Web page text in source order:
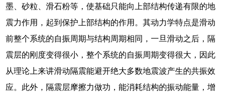
墨、砂粒、滑石粉等，使基础只能向上部结构传递有限的地
震力作用，起到保护上部结构的作用。其动力学特点是滑动
前整个系统的自振周期与结构周期相同，一旦滑动之后，隔
震层的刚度变得很小，整个系统的自振周期变得很大，因此
从理论上来讲滑动隔震能避开绝大多数地震波产生的共振效
应。此外，隔震层摩擦力做功，能消耗结构的振动能量，增